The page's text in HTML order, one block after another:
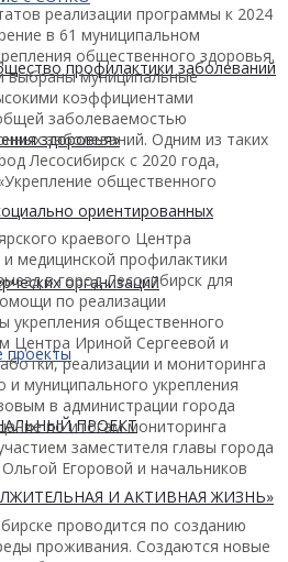
профилактики заболеваний
здоровья»
ориентированных
организаций
проекты
ПРОЕКТ
И АКТИВНАЯ ЖИЗНЬ»
реализации программы к 2024
в 61 муниципальном
общественного здоровья.
выбраны муниципальные
коэффициентами
заболеваемостью
заболеваний. Одним из таких
Лесосибирск с 2020 года,
общественного
краевого Центра
медицинской профилактики
в город Лесосибирск для
по реализации
укрепления общественного
Центра Ириной Сергеевой и
реализации и мониторинга
муниципального укрепления
в администрации города
по итогам мониторинга
заместителя главы города
Егоровой и начальников
проводится по созданию
проживания. Создаются новые